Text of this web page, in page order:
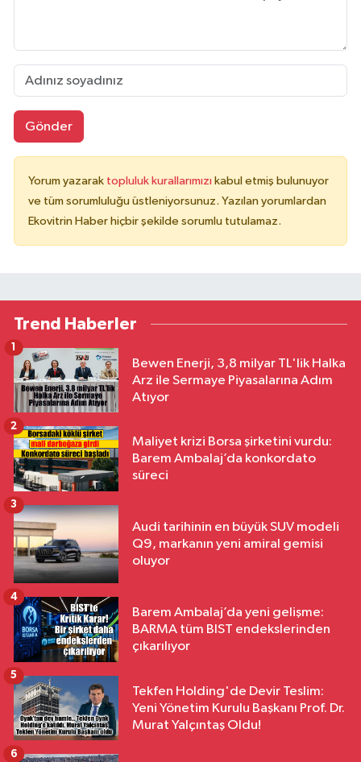
Gönder
Yorum yazarak topluluk kurallarımızı kabul etmiş bulunuyor
ve tüm sorumluluğu üstleniyorsunuz. Yazılan yorumlardan
Ekovitrin Haber hiçbir şekilde sorumlu tutulamaz.
Trend Haberler
Bewen Enerji, 3,8 milyar TL'lik Halka
Arz ile Sermaye Piyasalarına Adım
Atıyor
1
Maliyet krizi Borsa şirketini vurdu:
Barem Ambalaj’da konkordato
süreci
2
Audi tarihinin en büyük SUV modeli
Q9, markanın yeni amiral gemisi
oluyor
3
Barem Ambalaj’da yeni gelişme:
BARMA tüm BIST endekslerinden
çıkarılıyor
4
Tekfen Holding'de Devir Teslim:
Yeni Yönetim Kurulu Başkanı Prof. Dr.
Murat Yalçıntaş Oldu!
5
6